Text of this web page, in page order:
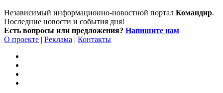
Независимый информационно-новостной портал Командир.
Последние новости и события дня!
Есть вопросы или предложения? Напишите нам
О проекте | Реклама | Контакты